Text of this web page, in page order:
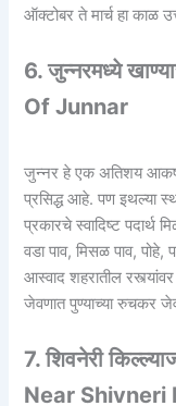
ऑक्टोबर ते मार्च हा काळ
6. जुन्नरमध्ये
Of Junnar
जुन्नर हे एक अतिशय
प्रसिद्ध आहे. पण इथल्या
प्रकारचे स्वादिष्ट पदार्थ
वडा पाव, मिसळ पाव, पोहे,
आस्वाद शहरातील
जेवणात पुण्याच्या रुचकर
7. शिवनेरी
Near Shivneri